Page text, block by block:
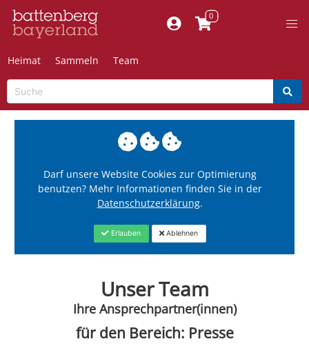
Heimat Sammeln Team
Darf unsere Website Cookies zur Optimierung
benutzen? Mehr Informationen finden Sie in der
Datenschutzerklärung.
Erlauben Ablehnen
Unser Team
Ihre Ansprechpartner(innen)
für den Bereich: Presse